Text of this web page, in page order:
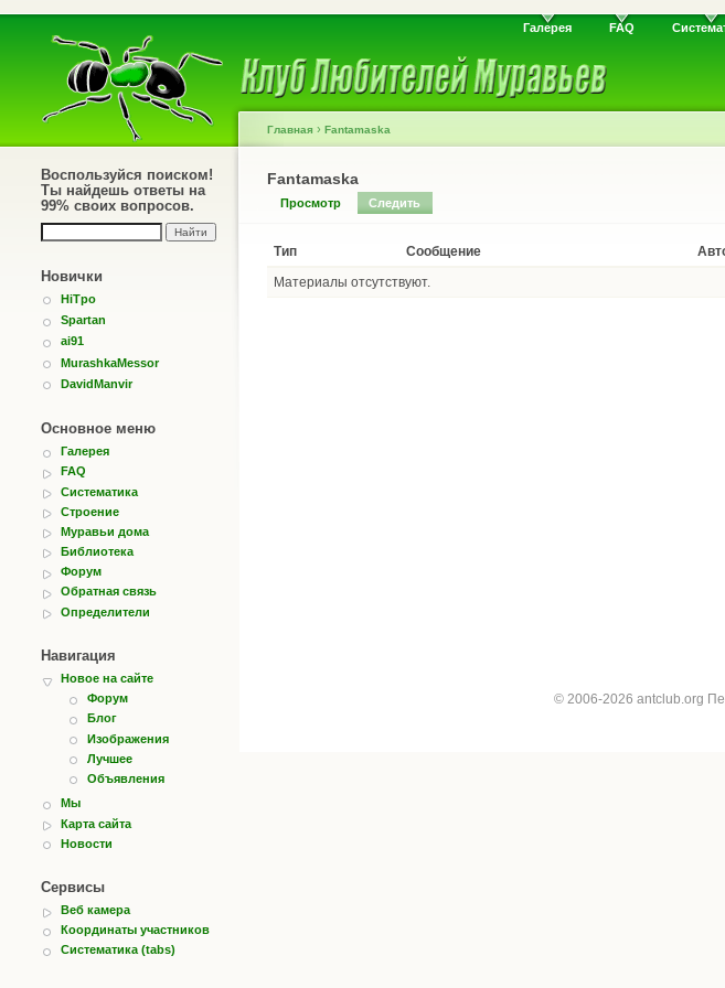
Галерея FAQ
Воспользуйся поиском!
Ты найдешь ответы на
99% своих вопросов.
Новички
HiTpo
Spartan
ai91
MurashkaMessor
DavidManvir
Основное меню
Галерея
FAQ
Систематика
Строение
Муравьи дома
Библиотека
Форум
Обратная связь
Определители
Навигация
Новое на сайте
Форум
Блог
Изображения
Лучшее
Объявления
Мы
Карта сайта
Новости
Сервисы
Веб камера
Координаты участников
Систематика (tabs)
Главная › Fantamaska
Fantamaska
Просмотр Следить
Тип Сообщение
Материалы отсутствуют.
© 2006-2026 antclub.org